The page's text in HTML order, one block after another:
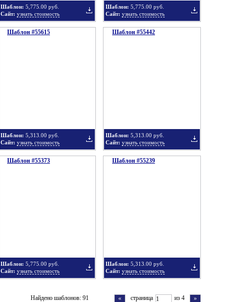
Шаблон: 5,775.00 руб.
Сайт: узнать стоимость
Шаблон: 5,775.00 руб.
Сайт: узнать стоимость
Шаблон #55615
Шаблон: 5,313.00 руб.
Сайт: узнать стоимость
Шаблон #55442
Шаблон: 5,313.00 руб.
Сайт: узнать стоимость
Шаблон #55373
Добавить
Шаблон: 5,775.00 руб.
Сайт: узнать стоимость
Шаблон #55239
Добавить
Шаблон: 5,313.00 руб.
Сайт: узнать стоимость
»
страница из 4
«
Найдено шаблонов: 91